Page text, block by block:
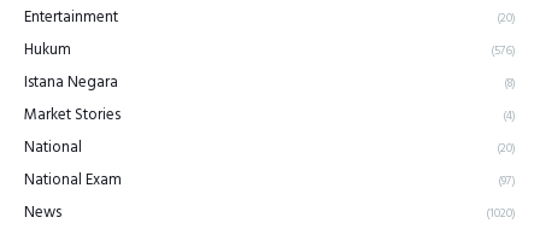
Entertainment (20)
Hukum (576)
Istana Negara (8)
Market Stories (4)
National (20)
National Exam (97)
News (1020)